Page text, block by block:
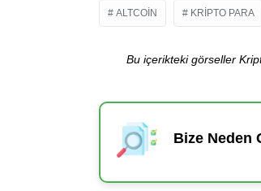
ALTCOIN KRIPTO PARA
Bu içerikteki görseller
Bize Neden